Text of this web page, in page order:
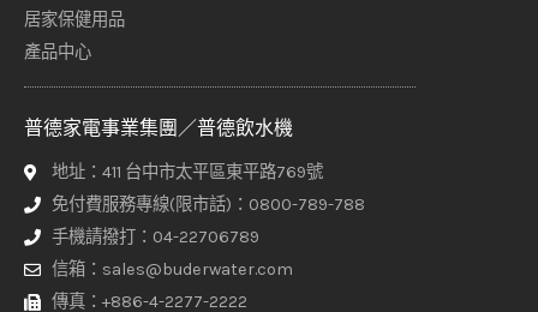
居家保健用品
產品中心
普德家電事業集團／普德飲水機
地址：411 台中市太平區東平路769號
免付費服務專線(限市話)：0800-789-788
手機請撥打：04-22706789
信箱：sales@buderwater.com
傳真：+886-4-2277-2222